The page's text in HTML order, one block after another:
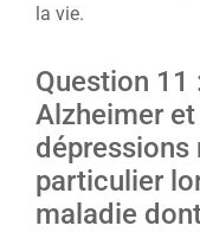
la vie.
Question 11
Alzheimer
dépressions
particulier
maladie